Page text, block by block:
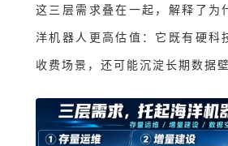
这三层需求叠在一起，解释了为
洋机器人更高估值：它既有硬科
收费场景，还可能沉淀长期数据壁